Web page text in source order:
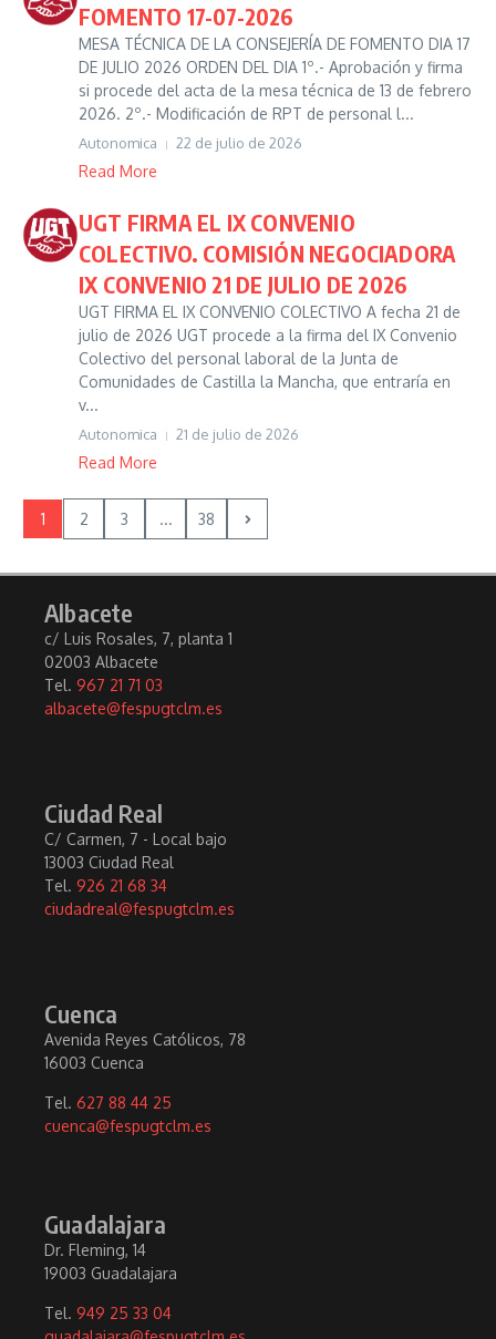
FOMENTO 17-07-2026
MESA TÉCNICA DE LA CONSEJERÍA DE FOMENTO DIA 17
DE JULIO 2026 ORDEN DEL DIA 1º.- Aprobación y firma
si procede del acta de la mesa técnica de 13 de febrero
2026. 2º.- Modificación de RPT de personal l...
Autonomica 22 de julio de 2026
Read More
UGT FIRMA EL IX CONVENIO
COLECTIVO. COMISIÓN NEGOCIADORA
IX CONVENIO 21 DE JULIO DE 2026
UGT FIRMA EL IX CONVENIO COLECTIVO A fecha 21 de
julio de 2026 UGT procede a la firma del IX Convenio
Colectivo del personal laboral de la Junta de
Comunidades de Castilla la Mancha, que entraría en
v...
Autonomica 21 de julio de 2026
Read More
1 2 3 ... 38
Albacete
c/ Luis Rosales, 7, planta 1
02003 Albacete
Tel. 967 21 71 03
albacete@fespugtclm.es
Ciudad Real
C/ Carmen, 7 - Local bajo
13003 Ciudad Real
Tel. 926 21 68 34
ciudadreal@fespugtclm.es
Cuenca
Avenida Reyes Católicos, 78
16003 Cuenca
Tel. 627 88 44 25
cuenca@fespugtclm.es
Guadalajara
Dr. Fleming, 14
19003 Guadalajara
Tel. 949 25 33 04